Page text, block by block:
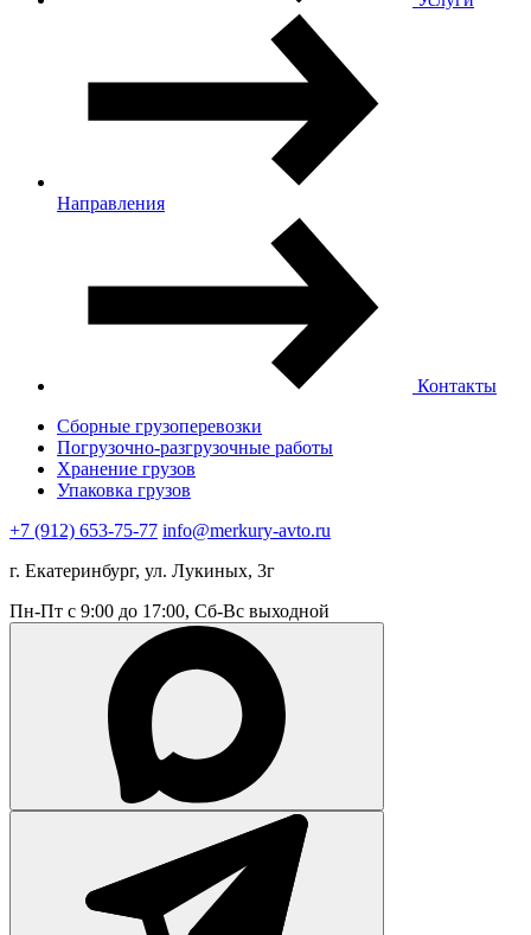
Направления
Контакты
Сборные грузоперевозки
Погрузочно-разгрузочные работы
Хранение грузов
Упаковка грузов
+7 (912) 653-75-77 info@merkury-avto.ru
г. Екатеринбург, ул. Лукиных, 3г
Пн-Пт с 9:00 до 17:00, Сб-Вс выходной